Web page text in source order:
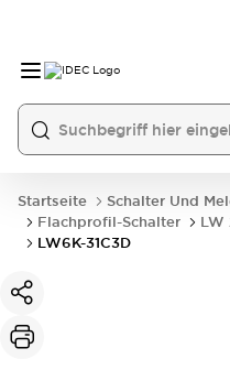
Startseite Schalter Und
Flachprofil-Schalter
LW
LW6K-31C3D